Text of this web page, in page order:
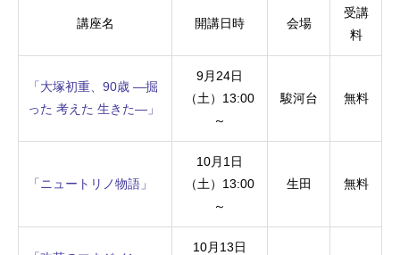
講座名 開講日時 会場
受講
料
「大塚初重、90歳 —掘
った 考えた 生きた—」
9月24日
（土）13:00
～
駿河台 無料
「ニュートリノ物語」
10月1日
（土）13:00
～
生田 無料
10月13日